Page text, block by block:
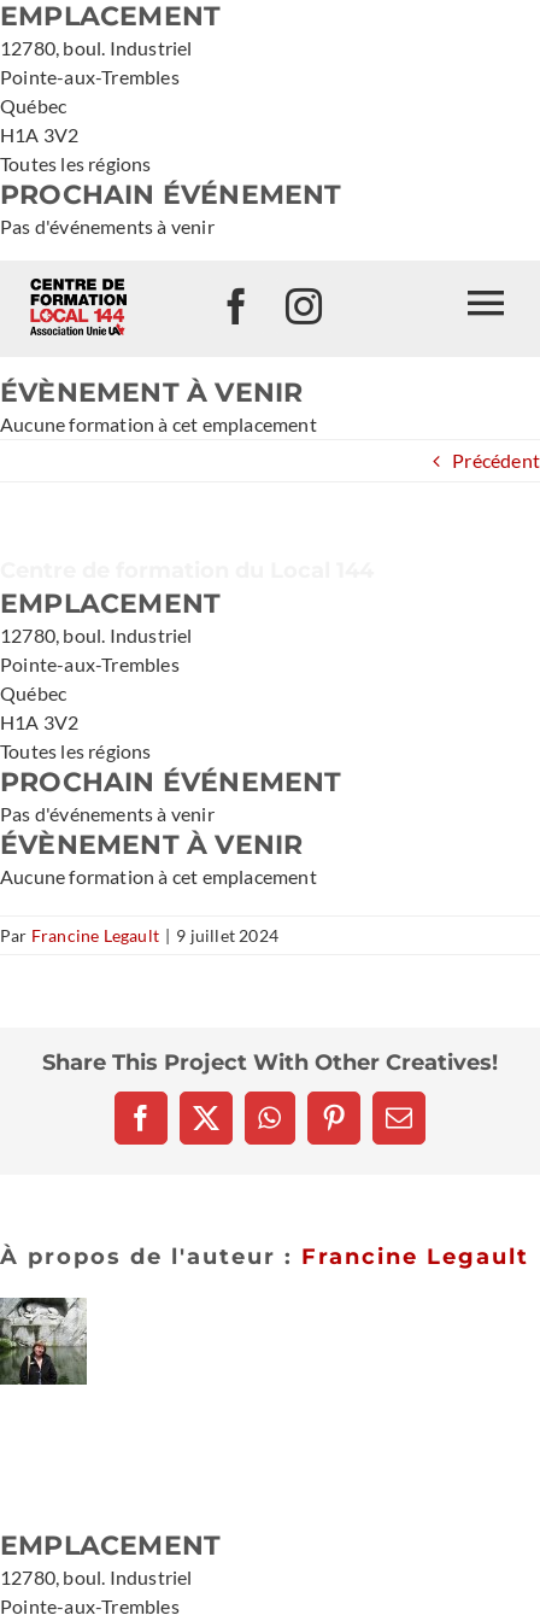
Passer
au
contenu
EMPLACEMENT
12780, boul. Industriel
Pointe-aux-Trembles
Québec
H1A 3V2
Toutes les régions
PROCHAIN ÉVÉNEMENT
Pas d'événements à venir
ÉVÈNEMENT À VENIR
Aucune formation à cet emplacement
Précédent
EMPLACEMENT
12780, boul. Industriel
Pointe-aux-Trembles
Québec
H1A 3V2
Toutes les régions
PROCHAIN ÉVÉNEMENT
Pas d'événements à venir
ÉVÈNEMENT À VENIR
Aucune formation à cet emplacement
Par Francine Legault | 9 juillet 2024
Share This Project With Other Creatives!
Facebook
X WhatsAppPinterestEmail
À propos de l'auteur : Francine Legault
EMPLACEMENT
12780, boul. Industriel
Pointe-aux-Trembles